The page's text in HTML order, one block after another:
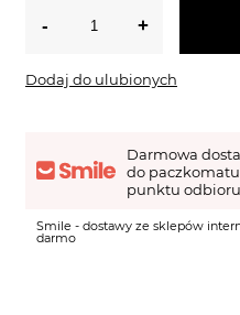
Dodaj do ulubionych
Darmowa
do
punktu odbioru
Smile - dostawy ze sklepów
darmo